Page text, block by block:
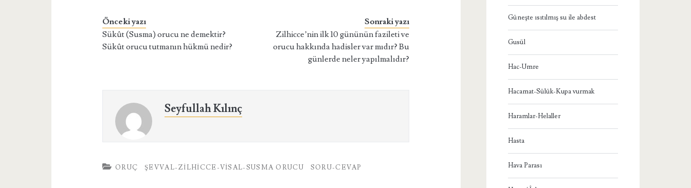
Önceki yazı
Sükût (Susma) orucu ne demektir?
Sükût orucu tutmanın hükmü nedir?
Sonraki yazı
Zilhicce’nin ilk 10 gününün fazileti ve
orucu hakkında hadisler var mıdır? Bu
günlerde neler yapılmalıdır?
Seyfullah Kılınç
ORUÇ ŞEVVAL-ZILHICCE-VISAL-SUSMA ORUCU SORU-CEVAP
Güneşte ısıtılmış su ile abdest
Gusül
Hac-Umre
Hacamat-Sülük-Kupa vurmak
Haramlar-Helaller
Hasta
Hava Parası